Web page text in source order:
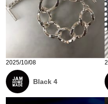
2025/10/08
Black 4